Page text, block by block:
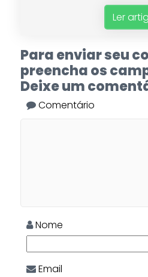
Ler
Para enviar seu
preencha os
Deixe um
Comentário
Nome
Email